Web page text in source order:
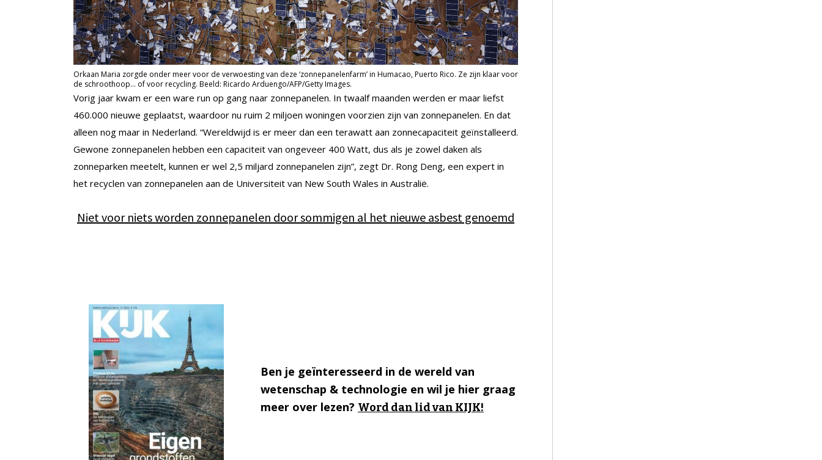
Orkaan Maria zorgde onder meer voor de verwoesting van deze ‘zonnepanelenfarm’ in Humacao, Puerto Rico. Ze zijn klaar voor
de schroothoop… of voor recycling. Beeld: Ricardo Arduengo/AFP/Getty Images.
Vorig jaar kwam er een ware run op gang naar zonnepanelen. In twaalf maanden werden er maar liefst
460.000 nieuwe geplaatst, waardoor nu ruim 2 miljoen woningen voorzien zijn van zonnepanelen. En dat
alleen nog maar in Nederland. “Wereldwijd is er meer dan een terawatt aan zonnecapaciteit geïnstalleerd.
Gewone zonnepanelen hebben een capaciteit van ongeveer 400 Watt, dus als je zowel daken als
zonneparken meetelt, kunnen er wel 2,5 miljard zonnepanelen zijn”, zegt Dr. Rong Deng, een expert in
het recyclen van zonnepanelen aan de Universiteit van New South Wales in Australië.
Niet voor niets worden zonnepanelen door sommigen al het nieuwe asbest genoemd
Ben je geïnteresseerd in de wereld van
wetenschap & technologie en wil je hier graag
meer over lezen? Word dan lid van KIJK!